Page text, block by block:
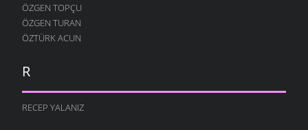
ÖZGEN TOPÇU
ÖZGEN TURAN
ÖZTÜRK ACUN
R
RECEP YALANIZ